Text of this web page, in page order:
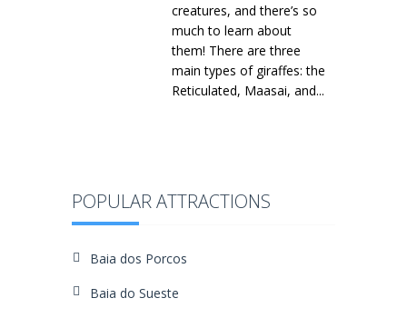
creatures, and there’s so
much to learn about
them! There are three
main types of giraffes: the
Reticulated, Maasai, and...
POPULAR ATTRACTIONS
Baia dos Porcos
Baia do Sueste